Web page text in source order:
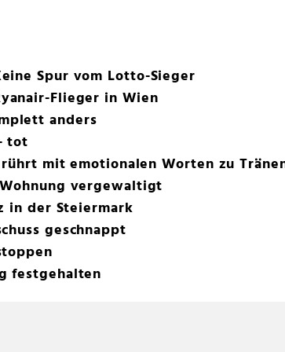
Spur vom Lotto-Sieger
Flieger in Wien
anders
tot
mit emotionalen Worten zu
vergewaltigt
in der Steiermark
geschnappt
festgehalten